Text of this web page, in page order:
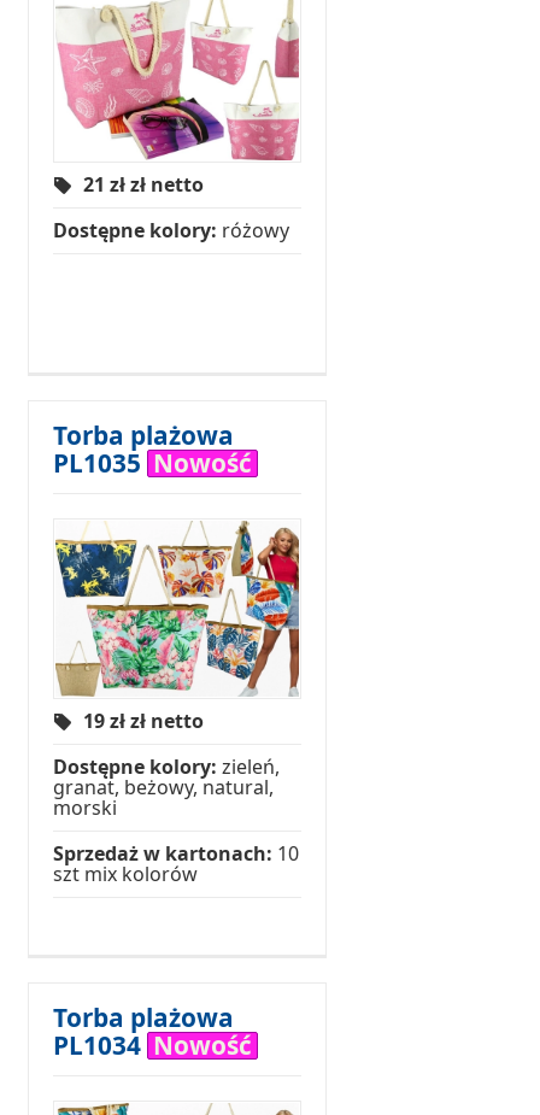
21 złzł netto
Dostępne kolory: różowy
Torba plażowa
PL1035 Nowość
19 złzł netto
Dostępne kolory:zieleń,
granat, beżowy, natural,
morski
Sprzedaż w kartonach: 10
szt mix kolorów
Torba plażowa
PL1034 Nowość